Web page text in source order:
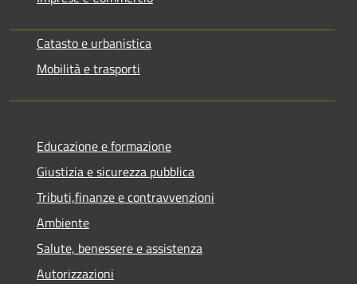
Catasto e urbanistica
Mobilità e trasporti
Educazione e formazione
Giustizia e sicurezza pubblica
Tributi,finanze e contravvenzioni
Ambiente
Salute, benessere e assistenza
Autorizzazioni